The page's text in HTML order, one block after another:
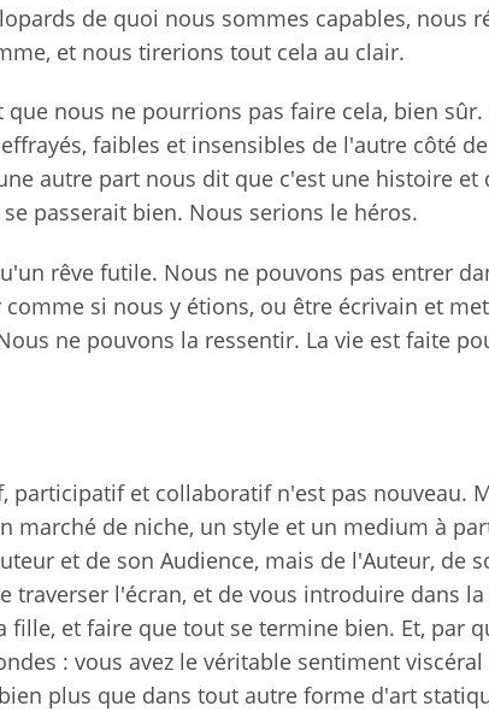
de quoi nous sommes capables, nous
et nous tirerions tout cela au clair.
que nous ne pourrions pas faire cela, bien
faibles et insensibles de l'autre côté
autre part nous dit que c'est une histoire
passerait bien. Nous serions le héros.
rêve futile. Nous ne pouvons pas entrer
si nous y étions, ou être écrivain et
ne pouvons la ressentir. La vie est faite
participatif et collaboratif n'est pas nouveau.
marché de niche, un style et un medium à
et de son Audience, mais de l'Auteur, de
traverser l'écran, et de vous introduire dans
fille, et faire que tout se termine bien. Et, par
: vous avez le véritable sentiment
plus que dans tout autre forme d'art